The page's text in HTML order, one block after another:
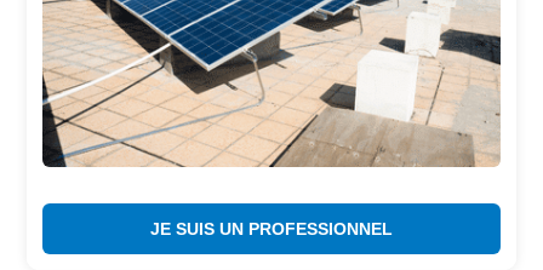
JE SUIS UN PROFESSIONNEL